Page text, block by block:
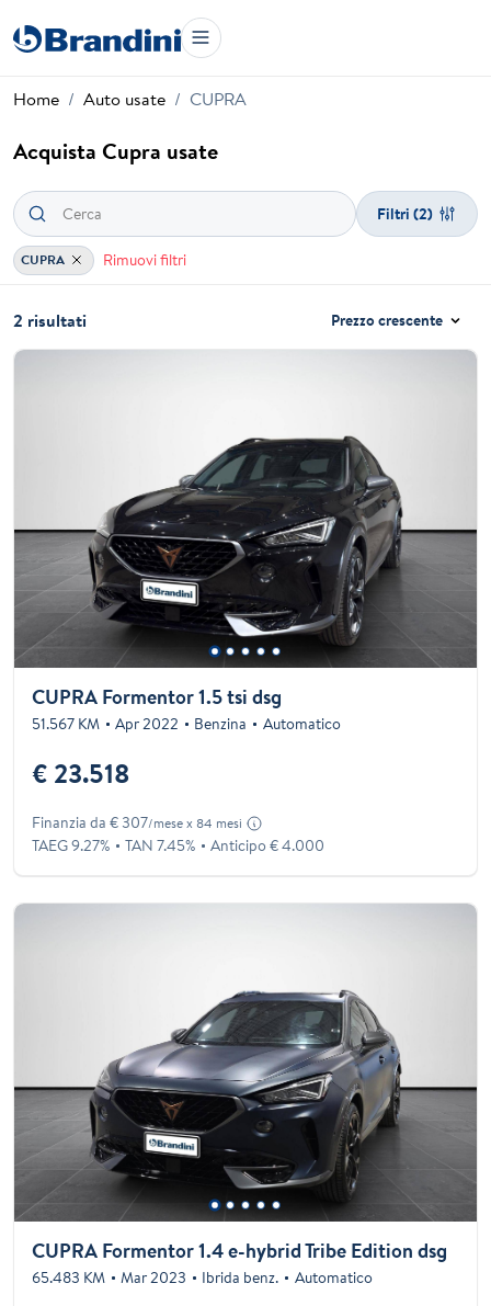
Home Auto usate CUPRA
Acquista Cupra usate
Filtri (2)
CUPRA Rimuovi filtri
2 risultati Prezzo crescente
CUPRA Formentor 1.5 tsi dsg
51.567 KM Apr 2022 Benzina Automatico
€ 23.518
Finanzia da € 307/mese x 84 mesi
TAEG 9.27% TAN 7.45% Anticipo € 4.000
CUPRA Formentor 1.4 e-hybrid Tribe Edition dsg
65.483 KM Mar 2023 Ibrida benz. Automatico